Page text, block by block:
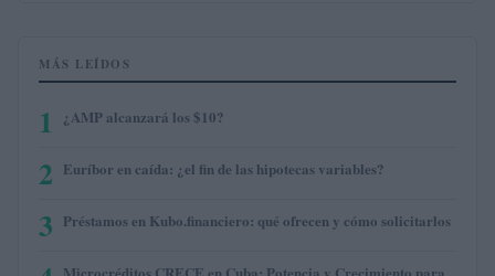
MÁS LEÍDOS
1 ¿AMP alcanzará los $10?
2 Euríbor en caída: ¿el fin de las hipotecas variables?
3 Préstamos en Kubo.financiero: qué ofrecen y cómo solicitarlos